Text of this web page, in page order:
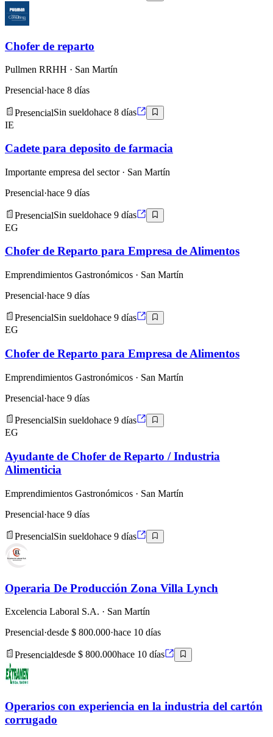
Chofer de reparto
Pullmen RRHH · San Martín
Presencial·hace 8 días
PresencialSin sueldohace 8 días
IE
Cadete para deposito de farmacia
Importante empresa del sector· San Martín
Presencial·hace 9 días
PresencialSin sueldohace 9 días
EG
Chofer de Reparto para Empresa de Alimentos
Emprendimientos Gastronómicos · San Martín
Presencial·hace 9 días
PresencialSin sueldohace 9 días
EG
Chofer de Reparto para Empresa de Alimentos
Emprendimientos Gastronómicos · San Martín
Presencial·hace 9 días
PresencialSin sueldohace 9 días
EG
Ayudante de Chofer de Reparto / Industria
Alimenticia
Emprendimientos Gastronómicos · San Martín
Presencial·hace 9 días
PresencialSin sueldohace 9 días
Operaria De Producción Zona Villa Lynch
Excelencia Laboral S.A. · San Martín
Presencial·desde $ 800.000·hace 10 días
Presencialdesde $ 800.000hace 10 días
Operarios con experiencia en la industria del cartón
corrugado